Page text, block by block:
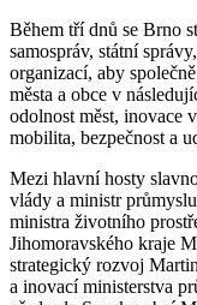
Během tří dnů se Brno
samospráv, státní
organizací, aby
města a obce v
odolnost měst, inovace
mobilita, bezpečnost a
Mezi hlavní hosty
vlády a ministr
ministra životního
Jihomoravského kraje
strategický rozvoj
a inovací ministerstva